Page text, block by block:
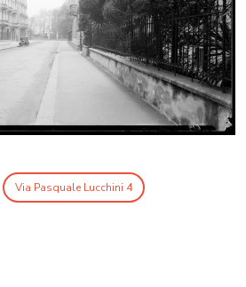
Via Pasquale Lucchini 4